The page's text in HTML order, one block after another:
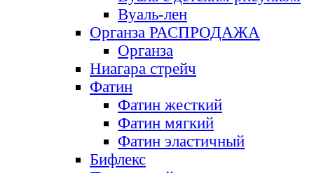
Вуаль-лен
Органза РАСПРОДАЖА
Органза
Ниагара стрейч
Фатин
Фатин жесткий
Фатин мягкий
Фатин элаcтичный
Бифлекс